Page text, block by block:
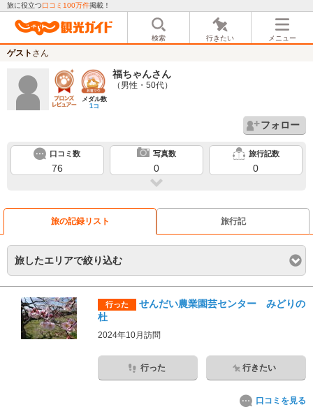
旅に役立つ口コミ100万件掲載！
検索 行きたい メニュー
ゲスト さん
メダル数
1コ
福ちゃんさん
（男性・50代）
フォロー
口コミ数
76
写真数
0
旅行記数
0
旅の記録リスト 旅行記
旅したエリアで絞り込む
行った
せんだい農業園芸センター みどりの
杜
2024年10月訪問
行った 行きたい
口コミを見る